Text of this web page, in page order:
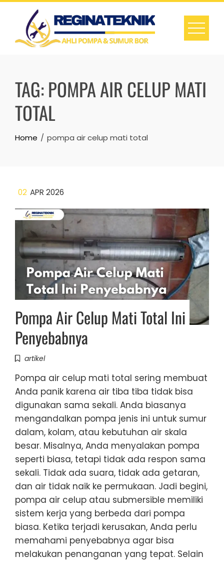
Skip
content
TAG:POMPA AIR CELUP MATI
TOTAL
Home pompa air celup mati total
02 APR 2026
Pompa Air Celup Mati Total Ini
Penyebabnya
artikel
Pompa air celup mati total sering membuat
Anda panik karena air tiba tiba tidak bisa
digunakan sama sekali. Anda biasanya
mengandalkan pompa jenis ini untuk sumur
dalam, kolam, atau kebutuhan air skala
besar. Misalnya, Anda menyalakan pompa
seperti biasa, tetapi tidak ada respon sama
sekali. Tidak ada suara, tidak ada getaran,
dan air tidak naik ke permukaan. Jadi begini,
pompa air celup atau submersible memiliki
sistem kerja yang berbeda dari pompa
biasa. Ketika terjadi kerusakan, Anda perlu
memahami penyebabnya agar bisa
melakukan penanganan yang tepat. Selain